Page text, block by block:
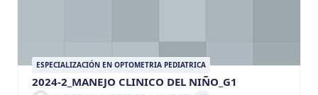
ESPECIALIZACIÓN EN OPTOMETRIA PEDIATRICA
2024-2_MANEJO CLINICO DEL NIÑO_G1